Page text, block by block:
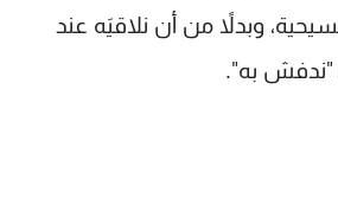
وبدلاً من أن نلاقيَه عند
"ندفش به".